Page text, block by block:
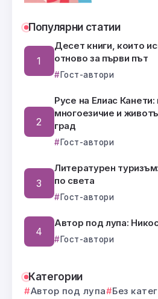
Популярни статии
Десет книги, които
отново за първи път
Гост-автори
Русе на Елиас
многоезичие и
град
Гост-автори
Литературен
по света
Гост-автори
Автор под лупа:
Гост-автори
Категории
Автор под лупа
Без